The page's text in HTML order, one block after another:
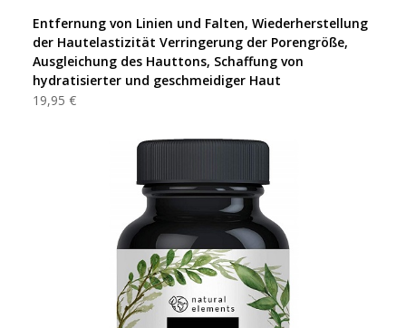
Entfernung von Linien und Falten, Wiederherstellung
der Hautelastizität Verringerung der Porengröße,
Ausgleichung des Hauttons, Schaffung von
hydratisierter und geschmeidiger Haut
19,95 €